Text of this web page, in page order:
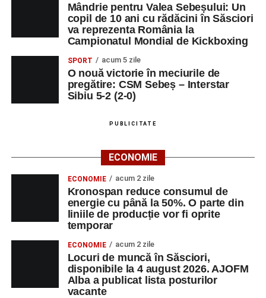
elevilor. Născută din experiența duhovnicească și
formativă a Mănăstirii Oașa, Sinaxa își propune să
sprijine profesorii în regăsirea motivației interioare,
oferindu-le nu doar instrumente metodice actuale, ci și
contexte de sprijin reciproc, colaborare și reconectare la
vocația pedagogică autentică.
Urmărește-ne pe Google News
Ultimele știri din Sebeș
Primăria Sebeș a decis să reducă intensitatea
iluminatului public pe timpul nopții, în contextul
apelului la economii al Guvernului Bolojan
Duminică, 23 august 2026, Râpa Roșie găzduiește
cea de-a III-a ediție a concursului „CicloAventurier
Mândrie pentru Valea Sebeșului: Un
copil de 10 ani cu rădăcini în Săsciori
va reprezenta România la
Campionatul Mondial de Kickboxing
SPORT acum 5 zile
O nouă victorie în meciurile de
pregătire: CSM Sebeș – Interstar
Sibiu 5-2 (2-0)
PUBLICITATE
ECONOMIE
ECONOMIE acum 2 zile
Kronospan reduce consumul de
energie cu până la 50%. O parte din
liniile de producție vor fi oprite
temporar
ECONOMIE acum 2 zile
Locuri de muncă în Săsciori,
disponibile la 4 august 2026. AJOFM
Alba a publicat lista posturilor
vacante